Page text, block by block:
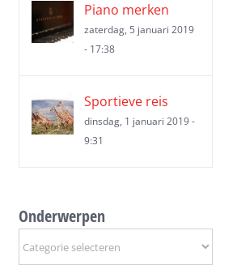
7 januari 2019 - 11:43 zondag, 6 januari
Piano merken
zaterdag, 5 januari 2019
- 17:38
Sportieve reis
dinsdag, 1 januari 2019 -
9:31
Onderwerpen
Onderwerpen